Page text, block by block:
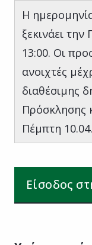
Η
ξεκινάει
13:00. Οι
ανοιχτές
διαθέσιμης
Πρόσκλησης
Πέμπτη
Είσοδος